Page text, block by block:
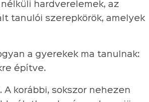
hardverelemek, az
tanulói szerepkörök, amelyek
a gyerekek ma tanulnak:
építve.
korábbi, sokszor nehezen